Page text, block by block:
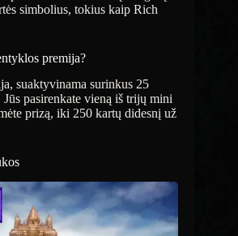
simbolius, tokius kaip Rich
premija?
suaktyvinama surinkus 25
pasirenkate vieną iš trijų mini
prizą, iki 250 kartų didesnį už